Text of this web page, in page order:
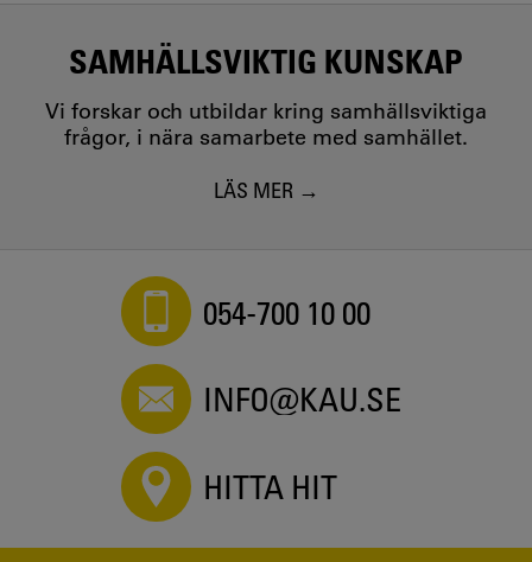
SAMHÄLLSVIKTIG KUNSKAP
Vi forskar och utbildar kring samhällsviktiga
frågor, i nära samarbete med samhället.
LÄS MER
054-700 10 00
INFO@KAU.SE
HITTA HIT